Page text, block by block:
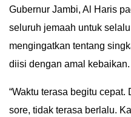
OPINI
INFOGRAFIS
ADVERTORIAL
BERITA
Gubernur Jambi, Al Haris
seluruh jemaah untuk
mengingatkan tentang
diisi dengan amal kebaikan.
“Waktu terasa begitu
sore, tidak terasa berlalu.